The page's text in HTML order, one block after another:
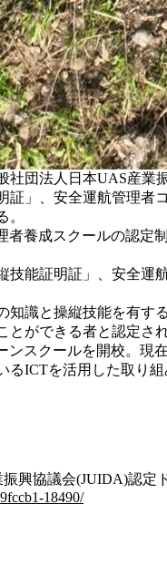
団法人日本UAS産業
」、安全運航管理
。
養成スクールの認
能証明証」、安全
識と操縦技能を有
ができる者と認定さ
スクールを開校。現
ICTを活用した取り
興協議会(JUIDA)認定
18490/